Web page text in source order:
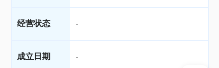
经营状态 -
成立日期 -